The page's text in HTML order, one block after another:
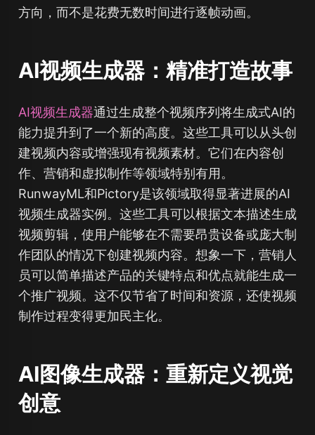
方向，而不是花费无数时间进行逐帧动画。
AI视频生成器：精准打造故事
AI视频生成器通过生成整个视频序列将生成式AI的
能力提升到了一个新的高度。这些工具可以从头创
建视频内容或增强现有视频素材。它们在内容创
作、营销和虚拟制作等领域特别有用。
RunwayML和Pictory是该领域取得显著进展的AI
视频生成器实例。这些工具可以根据文本描述生成
视频剪辑，使用户能够在不需要昂贵设备或庞大制
作团队的情况下创建视频内容。想象一下，营销人
员可以简单描述产品的关键特点和优点就能生成一
个推广视频。这不仅节省了时间和资源，还使视频
制作过程变得更加民主化。
AI图像生成器：重新定义视觉
创意